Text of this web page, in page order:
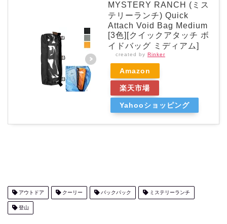
MYSTERY RANCH (ミス
テリーランチ) Quick
Attach Void Bag Medium
[3色][クイックアタッチ ボ
イドバッグ ミディアム]
created by Rinker
Amazon
楽天市場
Yahooショッピング
アウトドア クーリー バックパック ミステリーランチ
登山